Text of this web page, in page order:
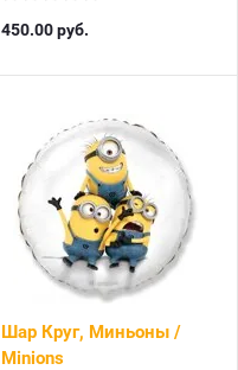
450.00руб.
Шар Круг, Миньоны /
Minions